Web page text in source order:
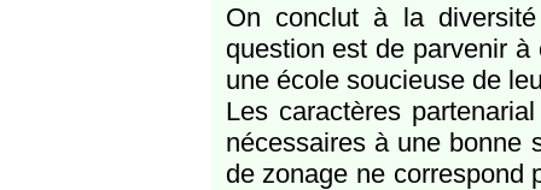
On conclut à la
question est de parvenir
une école soucieuse de
Les caractères
nécessaires à une bonne
de zonage ne correspond